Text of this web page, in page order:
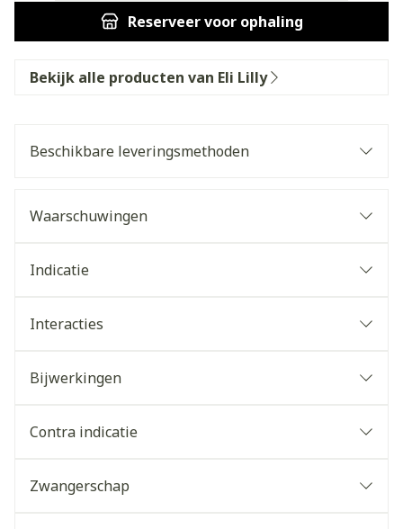
Reserveervoor ophaling
Bekijk alle producten van Eli Lilly
Beschikbare leveringsmethoden
Waarschuwingen
Indicatie
Interacties
Bijwerkingen
Contra indicatie
Zwangerschap